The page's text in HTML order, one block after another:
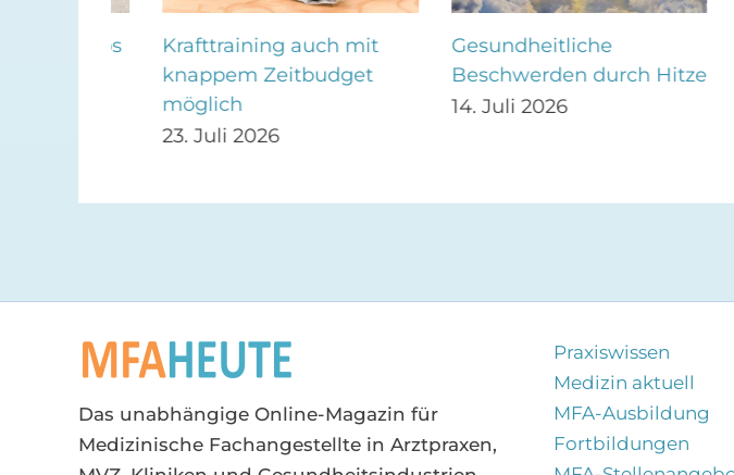
Krafttraining auch mit
knappem Zeitbudget
möglich
23. Juli 2026
Gesundheitliche
Beschwerden durch Hitze
14. Juli 2026
8.
Das unabhängige Online-Magazin für
Medizinische Fachangestellte in Arztpraxen,
Praxiswissen
Medizin aktuell
MFA-Ausbildung
Fortbildungen